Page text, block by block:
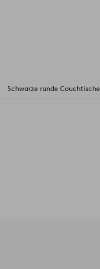
Schwarze runde Couchtische